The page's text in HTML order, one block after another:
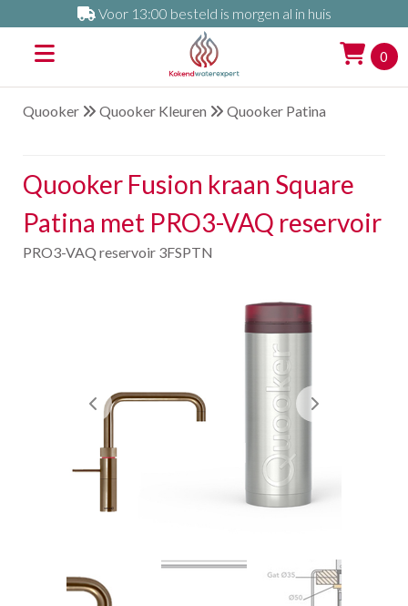
Voor 13:00 besteld is morgen al in huis
0
Quooker Quooker Kleuren Quooker Patina
Quooker Fusion kraan Square
Patina met PRO3-VAQ reservoir
PRO3-VAQ reservoir 3FSPTN